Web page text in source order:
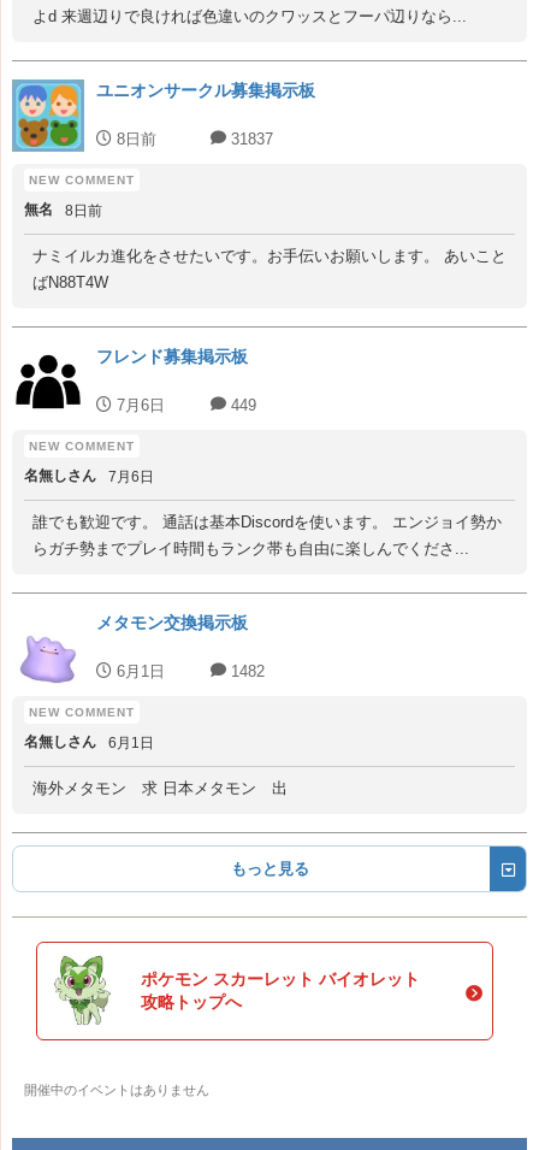
よd 来週辺りで良ければ色違いのクワッスとフーパ辺りなら...
ユニオンサークル募集掲示板
8日前 31837
無名 8日前
ナミイルカ進化をさせたいです。お手伝いお願いします。 あいこと
ばN88T4W
フレンド募集掲示板
7月6日 449
名無しさん 7月6日
誰でも歓迎です。 通話は基本Discordを使います。 エンジョイ勢か
らガチ勢までプレイ時間もランク帯も自由に楽しんでくださ...
メタモン交換掲示板
6月1日 1482
名無しさん 6月1日
海外メタモン 求 日本メタモン 出
もっと見る
ポケモン スカーレット バイオレット
攻略トップへ
開催中のイベントはありません